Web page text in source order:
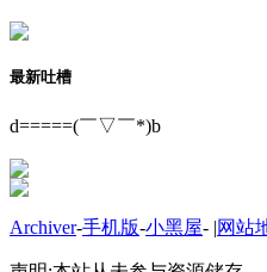
最新吐槽
d=====(￣▽￣*)b
Archiver-手机版-小黑屋- |网站